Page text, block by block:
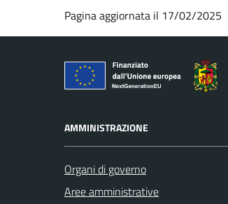
Pagina aggiornata il 17/02/2025
AMMINISTRAZIONE
Organi di governo
Aree amministrative